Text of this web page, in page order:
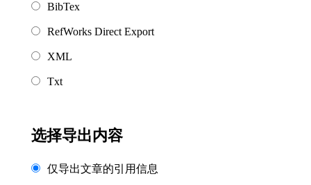
BibTex
RefWorks Direct Export
XML
Txt
选择导出内容
仅导出文章的引用信息